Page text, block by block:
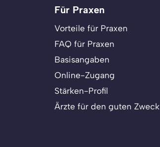
Für Praxen
Vorteile für Praxen
FAQ für Praxen
Basisangaben
Online-Zugang
Stärken-Profil
Ärzte für den guten Zweck